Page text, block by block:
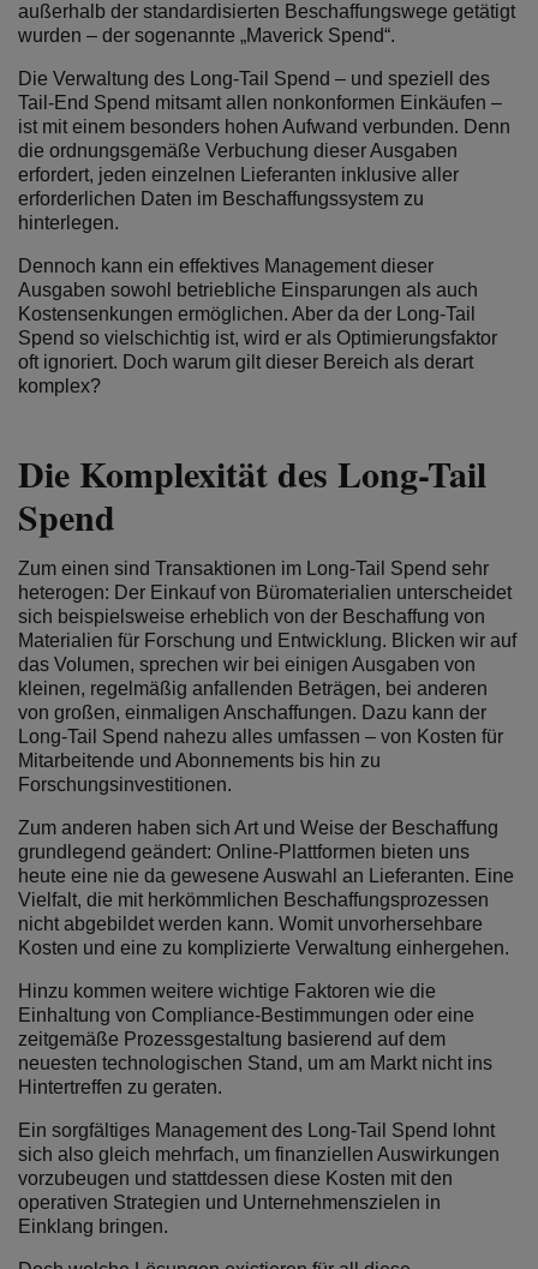
außerhalb der standardisierten Beschaffungswege getätigt
wurden – der sogenannte „Maverick Spend“.
Die Verwaltung des Long-Tail Spend – und speziell des
Tail-End Spend mitsamt allen nonkonformen Einkäufen –
ist mit einem besonders hohen Aufwand verbunden. Denn
die ordnungsgemäße Verbuchung dieser Ausgaben
erfordert, jeden einzelnen Lieferanten inklusive aller
erforderlichen Daten im Beschaffungssystem zu
hinterlegen.
Dennoch kann ein effektives Management dieser
Ausgaben sowohl betriebliche Einsparungen als auch
Kostensenkungen ermöglichen. Aber da der Long-Tail
Spend so vielschichtig ist, wird er als Optimierungsfaktor
oft ignoriert. Doch warum gilt dieser Bereich als derart
komplex?
Die Komplexität des Long-Tail
Spend
Zum einen sind Transaktionen im Long-Tail Spend sehr
heterogen: Der Einkauf von Büromaterialien unterscheidet
sich beispielsweise erheblich von der Beschaffung von
Materialien für Forschung und Entwicklung. Blicken wir auf
das Volumen, sprechen wir bei einigen Ausgaben von
kleinen, regelmäßig anfallenden Beträgen, bei anderen
von großen, einmaligen Anschaffungen. Dazu kann der
Long-Tail Spend nahezu alles umfassen – von Kosten für
Mitarbeitende und Abonnements bis hin zu
Forschungsinvestitionen.
Zum anderen haben sich Art und Weise der Beschaffung
grundlegend geändert: Online-Plattformen bieten uns
heute eine nie da gewesene Auswahl an Lieferanten. Eine
Vielfalt, die mit herkömmlichen Beschaffungsprozessen
nicht abgebildet werden kann. Womit unvorhersehbare
Kosten und eine zu komplizierte Verwaltung einhergehen.
Hinzu kommen weitere wichtige Faktoren wie die
Einhaltung von Compliance-Bestimmungen oder eine
zeitgemäße Prozessgestaltung basierend auf dem
neuesten technologischen Stand, um am Markt nicht ins
Hintertreffen zu geraten.
Ein sorgfältiges Management des Long-Tail Spend lohnt
sich also gleich mehrfach, um finanziellen Auswirkungen
vorzubeugen und stattdessen diese Kosten mit den
operativen Strategien und Unternehmenszielen in
Einklang bringen.